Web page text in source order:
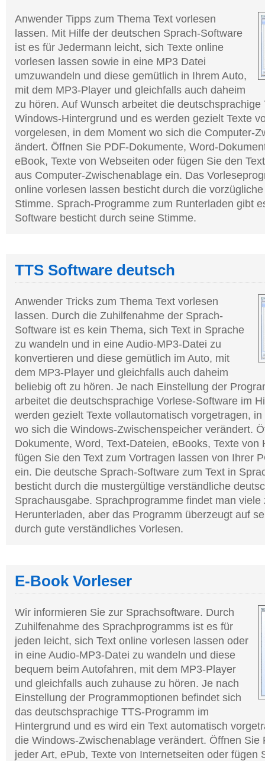
Anwender Tipps zum Thema Text vorlesen
lassen. Mit Hilfe der deutschen Sprach-Software
ist es für Jedermann leicht, sich Texte online
vorlesen lassen sowie in eine MP3 Datei
umzuwandeln und diese gemütlich in Ihrem Auto,
mit dem MP3-Player und gleichfalls auch daheim
zu hören. Auf Wunsch arbeitet die deutschsprachige
Windows-Hintergrund und es werden gezielt Texte
vorgelesen, in dem Moment wo sich die Computer-
ändert. Öffnen Sie PDF-Dokumente, Word-
eBook, Texte von Webseiten oder fügen Sie den
aus Computer-Zwischenablage ein. Das
online vorlesen lassen besticht durch die
Stimme. Sprach-Programme zum Runterladen gibt
Software besticht durch seine Stimme.
TTS Software deutsch
Anwender Tricks zum Thema Text vorlesen
lassen. Durch die Zuhilfenahme der Sprach-
Software ist es kein Thema, sich Text in Sprache
zu wandeln und in eine Audio-MP3-Datei zu
konvertieren und diese gemütlich im Auto, mit
dem MP3-Player und gleichfalls auch daheim
beliebig oft zu hören. Je nach Einstellung der
arbeitet die deutschsprachige Vorlese-Software im
werden gezielt Texte vollautomatisch vorgetragen,
wo sich die Windows-Zwischenspeicher verändert.
Dokumente, Word, Text-Dateien, eBooks, Texte von
fügen Sie den Text zum Vortragen lassen von Ihrer
ein. Die deutsche Sprach-Software zum Text in
besticht durch die mustergültige verständliche
Sprachausgabe. Sprachprogramme findet man viele
Herunterladen, aber das Programm überzeugt auf
durch gute verständliches Vorlesen.
E-Book Vorleser
Wir informieren Sie zur Sprachsoftware. Durch
Zuhilfenahme des Sprachprogramms ist es für
jeden leicht, sich Text online vorlesen lassen oder
in eine Audio-MP3-Datei zu wandeln und diese
bequem beim Autofahren, mit dem MP3-Player
und gleichfalls auch zuhause zu hören. Je nach
Einstellung der Programmoptionen befindet sich
das deutschsprachige TTS-Programm im
Hintergrund und es wird ein Text automatisch
die Windows-Zwischenablage verändert. Öffnen Sie
jeder Art, ePub, Texte von Internetseiten oder fügen